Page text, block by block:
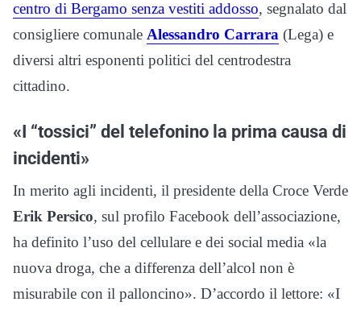
centro di Bergamo senza vestiti addosso, segnalato dal
consigliere comunale Alessandro Carrara (Lega) e
diversi altri esponenti politici del centrodestra
cittadino.
«I “tossici” del telefonino la prima causa di
incidenti»
In merito agli incidenti, il presidente della Croce Verde
Erik Persico, sul profilo Facebook dell’associazione,
ha definito l’uso del cellulare e dei social media «la
nuova droga, che a differenza dell’alcol non è
misurabile con il palloncino». D’accordo il lettore: «I